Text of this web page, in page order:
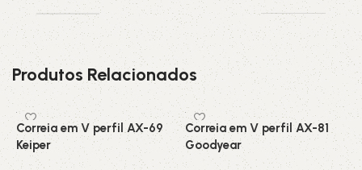
Produtos Relacionados
Correia em V perfil AX-69
Keiper
Correia em V perfil AX-81
Goodyear